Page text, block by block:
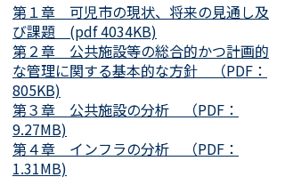
第１章 可児市の現状、将来の見通し及
び課題 (pdf 4034KB)
第２章 公共施設等の総合的かつ計画的
な管理に関する基本的な方針 （PDF：
805KB)
第３章 公共施設の分析 （PDF：
9.27MB)
第４章 インフラの分析 （PDF：
1.31MB)